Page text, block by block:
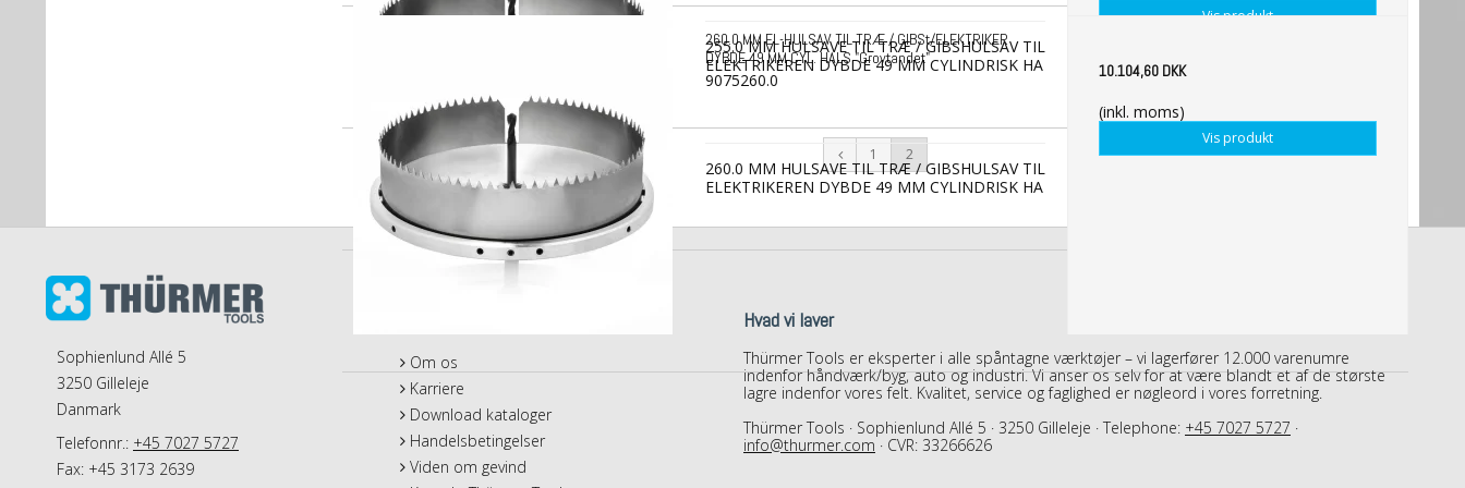
255.0 MM HULSAVE TIL TRÆ / GIBSHULSAV TIL
ELEKTRIKEREN DYBDE 49 MM CYLINDRISK HA
Vis produkt
260.0 MM EL-HULSAV TIL TRÆ / GIBSt/ELEKTRIKER
DYBDE 49 MM CYL. HALS "Grovtandet"
9075260.0
260.0 MM HULSAVE TIL TRÆ / GIBSHULSAV TIL
ELEKTRIKEREN DYBDE 49 MM CYLINDRISK HA
10.104,60 DKK
(inkl. moms)
Vis produkt
1
2
Sophienlund Allé 5
3250 Gilleleje
Danmark
Telefonnr.: +45 7027 5727
Fax: +45 3173 2639
Om os
Karriere
Download kataloger
Handelsbetingelser
Viden om gevind
Hvad vi laver
Thürmer Tools er eksperter i alle spåntagne værktøjer – vi lagerfører 12.000 varenumre
indenfor håndværk/byg, auto og industri. Vi anser os selv for at være blandt et af de største
lagre indenfor vores felt. Kvalitet, service og faglighed er nøgleord i vores forretning.
Thürmer Tools · Sophienlund Allé 5 · 3250 Gilleleje · Telephone: +45 7027 5727 ·
info@thurmer.com · CVR: 33266626